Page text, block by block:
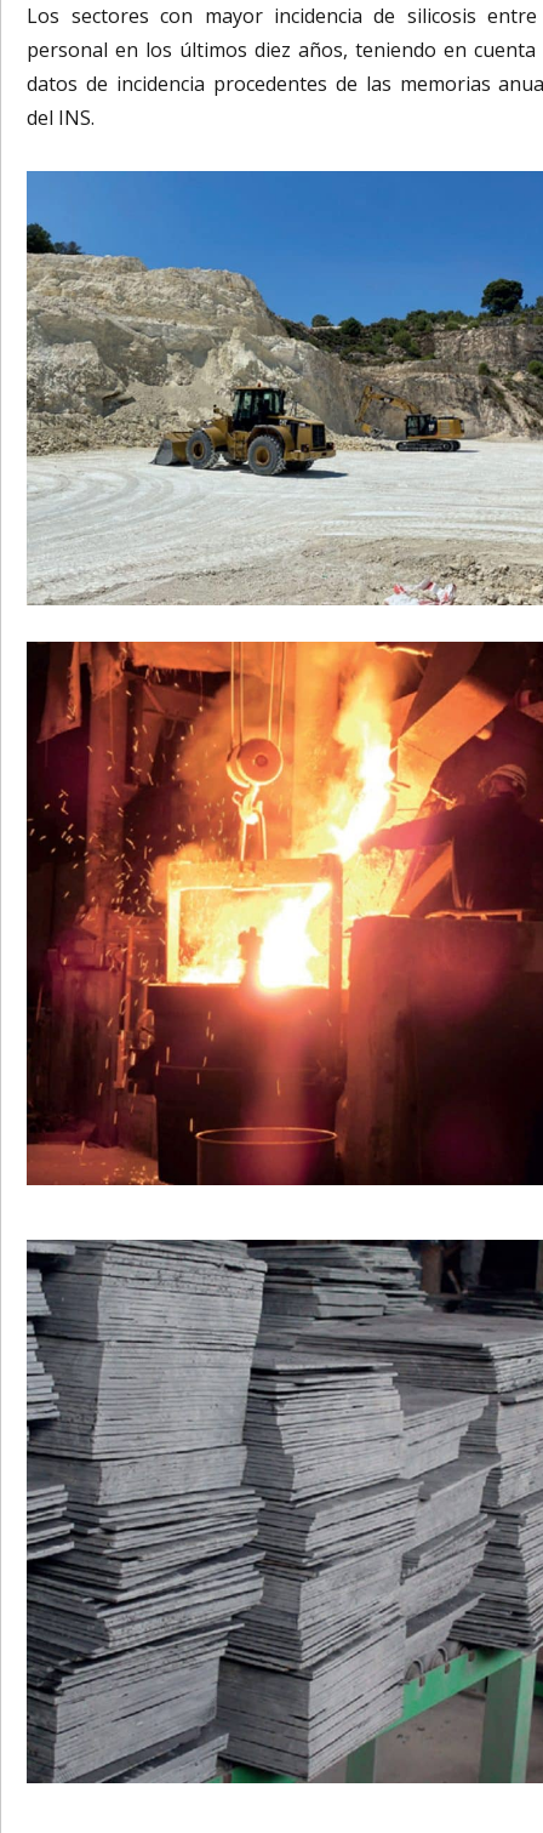
Los sectores con mayor incidencia de silicosis
personal en los últimos diez años, teniendo en cuenta
datos de incidencia procedentes de las memorias
del INS.